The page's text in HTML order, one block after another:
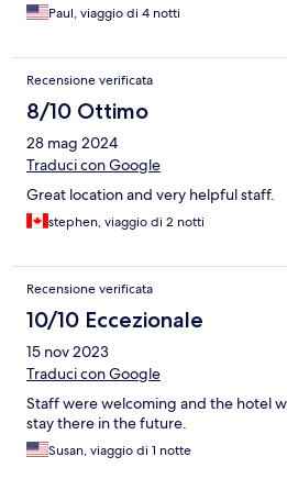
Paul, viaggio di 4 notti
Recensione verificata
8/10 Ottimo
28 mag 2024
Traduci con Google
Great location and very helpful staff.
stephen, viaggio di 2 notti
Recensione verificata
10/10 Eccezionale
15 nov 2023
Traduci con Google
Staff were welcoming and the hotel
stay there in the future.
Susan, viaggio di 1 notte